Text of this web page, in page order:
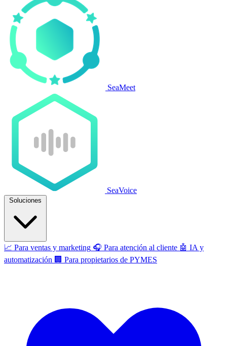
SeaMeet
SeaVoice
Soluciones
📈 Para ventas y marketing 🎧 Para atención al cliente 🤖 IA y
automatización 🏢 Para propietarios de PYMES